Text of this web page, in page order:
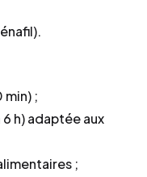
;
h) adaptée aux
;